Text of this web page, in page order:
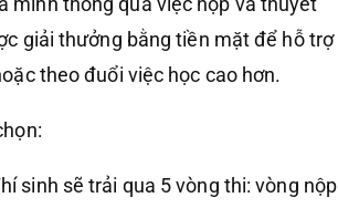
giải thưởng bằng tiền mặt để hỗ trợ
theo đuổi việc học cao hơn.
sinh sẽ trải qua 5 vòng thi: vòng nộp